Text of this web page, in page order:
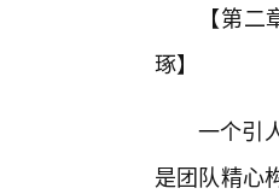
【第
琢】
一个引
是团队精心